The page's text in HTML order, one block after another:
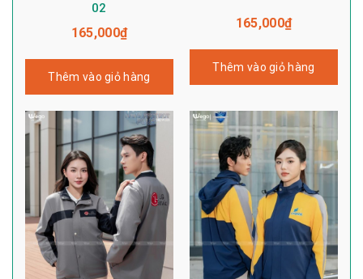
02
165,000₫
Thêm vào giỏ hàng
165,000₫
Thêm vào giỏ hàng